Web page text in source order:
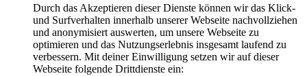
Durch das Akzeptieren dieser Dienste können wir das Klick-
und Surfverhalten innerhalb unserer Webseite nachvollziehen
und anonymisiert auswerten, um unsere Webseite zu
optimieren und das Nutzungserlebnis insgesamt laufend zu
verbessern. Mit deiner Einwilligung setzen wir auf dieser
Webseite folgende Drittdienste ein: